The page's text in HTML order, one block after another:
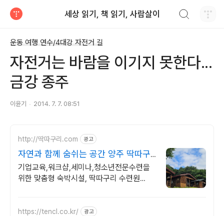
세상 읽기, 책 읽기, 사람살이
운동 여행 연수/4대강 자전거 길
자전거는 바람을 이기지 못한다...
금강 종주
이윤기 2014. 7. 7. 08:51
http://딱따구리.com 광고
자연과 함께 숨쉬는 공간 양주 딱따구
리 수련원
기업교육,워크샵,세미나,청소년전문수련을
위한 맞춤형 숙박시설, 딱따구리 수련원
https://tencl.co.kr/ 광고